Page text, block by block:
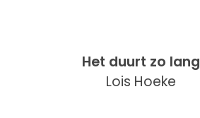
Het duurt zo lang
Lois Hoeke